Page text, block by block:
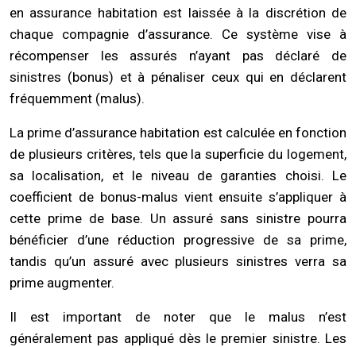
en assurance habitation est laissée à la discrétion de
chaque compagnie d’assurance. Ce système vise à
récompenser les assurés n’ayant pas déclaré de
sinistres (bonus) et à pénaliser ceux qui en déclarent
fréquemment (malus).
La prime d’assurance habitation est calculée en fonction
de plusieurs critères, tels que la superficie du logement,
sa localisation, et le niveau de garanties choisi. Le
coefficient de bonus-malus vient ensuite s’appliquer à
cette prime de base. Un assuré sans sinistre pourra
bénéficier d’une réduction progressive de sa prime,
tandis qu’un assuré avec plusieurs sinistres verra sa
prime augmenter.
Il est important de noter que le malus n’est
généralement pas appliqué dès le premier sinistre. Les